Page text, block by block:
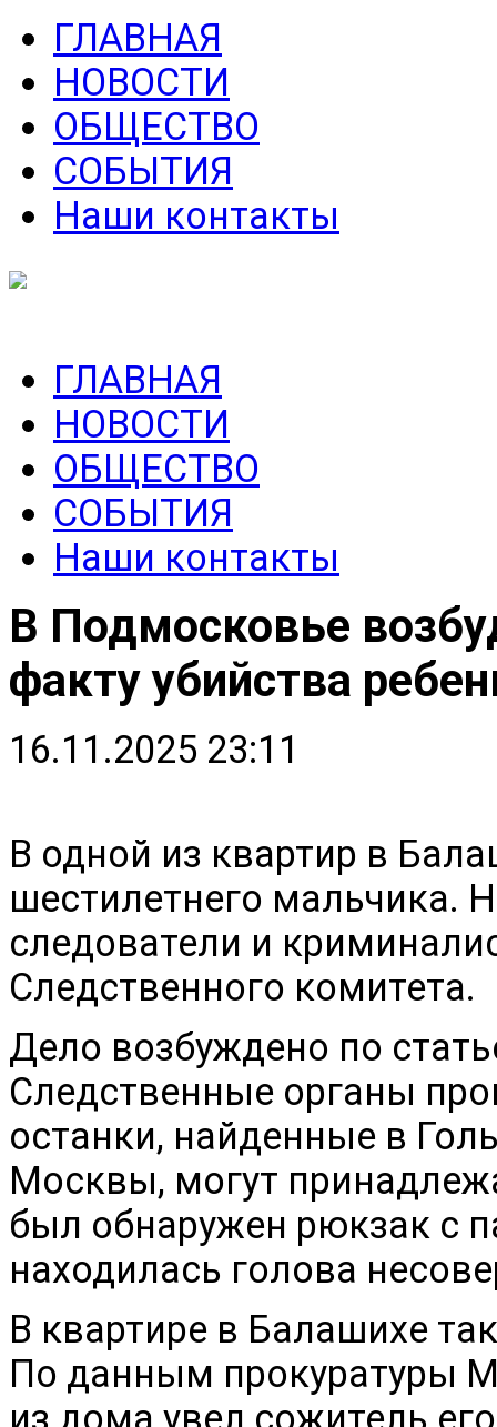
ГЛАВНАЯ
НОВОСТИ
ОБЩЕСТВО
СОБЫТИЯ
Наши контакты
ГЛАВНАЯ
НОВОСТИ
ОБЩЕСТВО
СОБЫТИЯ
Наши контакты
В Подмосковье
факту убийства
16.11.2025 23:11
В одной из квартир в
шестилетнего мальчика.
следователи и
Следственного комитета.
Дело возбуждено по
Следственные органы
останки, найденные в
Москвы, могут
был обнаружен рюкзак с
находилась голова
В квартире в Балашихе
По данным прокуратуры
из дома увел сожитель